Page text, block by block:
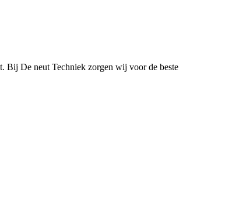
Bij De neut Techniek zorgen wij voor de beste